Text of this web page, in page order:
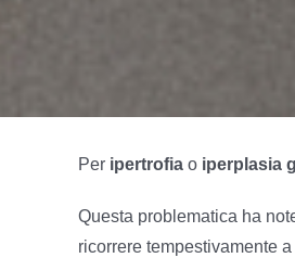
Per ipertrofiao iperplasia
Questa problematica ha
ricorrere tempestivamente